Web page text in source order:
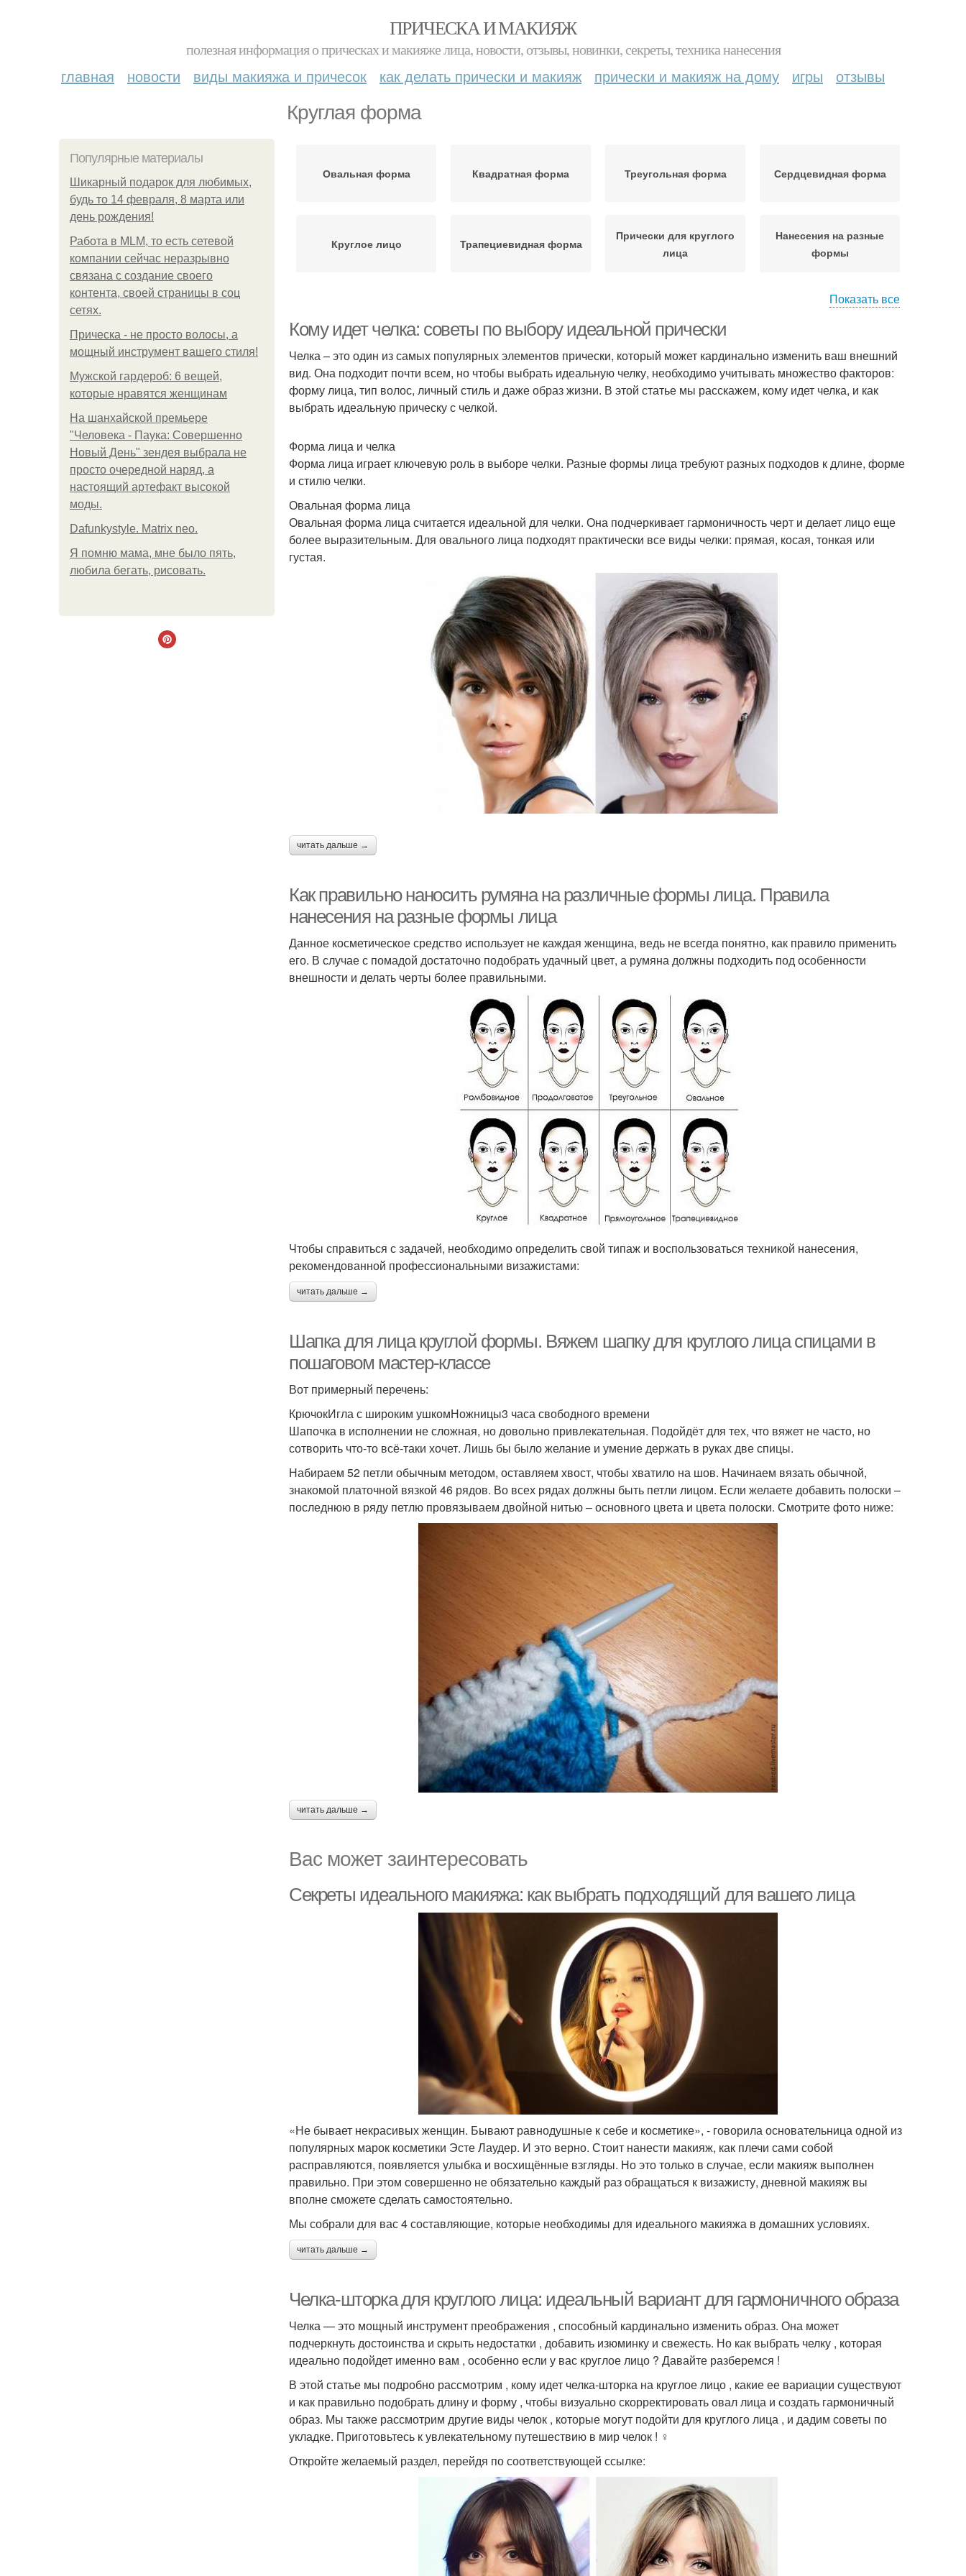
ПРИЧЕСКА И МАКИЯЖ
полезная информация о прическах и макияже лица, новости, отзывы, новинки, секреты, техника нанесения
главная новости виды макияжа и причесок как делать прически и макияж прически и макияж на дому игры отзывы
Круглая форма
Популярные материалы
Шикарный подарок для любимых,
будь то 14 февраля, 8 марта или
день рождения!
Работа в MLM, то есть сетевой
компании сейчас неразрывно
связана с создание своего
контента, своей страницы в соц
сетях.
Прическа - не просто волосы, а
мощный инструмент вашего стиля!
Мужской гардероб: 6 вещей,
которые нравятся женщинам
На шанхайской премьере
"Человека - Паука: Совершенно
Новый День" зендея выбрала не
просто очередной наряд, а
настоящий артефакт высокой
моды.
Dafunkystyle. Matrix neo.
Я помню мама, мне было пять,
любила бегать, рисовать.
Овальная форма Квадратная форма Треугольная форма Сердцевидная форма
Круглое лицо Трапециевидная форма
Прически для круглого
лица
Нанесения на разные
формы
лица
Показать все
Кому идет челка: советы по выбору идеальной прически
Челка – это один из самых популярных элементов прически, который может кардинально изменить ваш внешний
вид. Она подходит почти всем, но чтобы выбрать идеальную челку, необходимо учитывать множество факторов:
форму лица, тип волос, личный стиль и даже образ жизни. В этой статье мы расскажем, кому идет челка, и как
выбрать идеальную прическу с челкой.
Форма лица и челка
Форма лица играет ключевую роль в выборе челки. Разные формы лица требуют разных подходов к длине, форме
и стилю челки.
Овальная форма лица
Овальная форма лица считается идеальной для челки. Она подчеркивает гармоничность черт и делает лицо еще
более выразительным. Для овального лица подходят практически все виды челки: прямая, косая, тонкая или
густая.
читать дальше →
Как правильно наносить румяна на различные формы лица. Правила
нанесения на разные формы лица
Данное косметическое средство использует не каждая женщина, ведь не всегда понятно, как правило применить
его. В случае с помадой достаточно подобрать удачный цвет, а румяна должны подходить под особенности
внешности и делать черты более правильными.
Чтобы справиться с задачей, необходимо определить свой типаж и воспользоваться техникой нанесения,
рекомендованной профессиональными визажистами:
читать дальше →
Шапка для лица круглой формы. Вяжем шапку для круглого лица спицами в
пошаговом мастер-классе
Вот примерный перечень:
КрючокИгла с широким ушкомНожницы3 часа свободного времени
Шапочка в исполнении не сложная, но довольно привлекательная. Подойдёт для тех, что вяжет не часто, но
сотворить что-то всё-таки хочет. Лишь бы было желание и умение держать в руках две спицы.
Набираем 52 петли обычным методом, оставляем хвост, чтобы хватило на шов. Начинаем вязать обычной,
знакомой платочной вязкой 46 рядов. Во всех рядах должны быть петли лицом. Если желаете добавить полоски –
последнюю в ряду петлю провязываем двойной нитью – основного цвета и цвета полоски. Смотрите фото ниже:
читать дальше →
Вас может заинтересовать
Секреты идеального макияжа: как выбрать подходящий для вашего лица
«Не бывает некрасивых женщин. Бывают равнодушные к себе и косметике», - говорила основательница одной из
популярных марок косметики Эсте Лаудер. И это верно. Стоит нанести макияж, как плечи сами собой
расправляются, появляется улыбка и восхищённые взгляды. Но это только в случае, если макияж выполнен
правильно. При этом совершенно не обязательно каждый раз обращаться к визажисту, дневной макияж вы
вполне сможете сделать самостоятельно.
Мы собрали для вас 4 составляющие, которые необходимы для идеального макияжа в домашних условиях.
читать дальше →
Челка-шторка для круглого лица: идеальный вариант для гармоничного образа
Челка — это мощный инструмент преображения , способный кардинально изменить образ. Она может
подчеркнуть достоинства и скрыть недостатки , добавить изюминку и свежесть. Но как выбрать челку , которая
идеально подойдет именно вам , особенно если у вас круглое лицо ? Давайте разберемся !
В этой статье мы подробно рассмотрим , кому идет челка-шторка на круглое лицо , какие ее вариации существуют
и как правильно подобрать длину и форму , чтобы визуально скорректировать овал лица и создать гармоничный
образ. Мы также рассмотрим другие виды челок , которые могут подойти для круглого лица , и дадим советы по
укладке. Приготовьтесь к увлекательному путешествию в мир челок ! ‍♀️
Откройте желаемый раздел, перейдя по соответствующей ссылке: